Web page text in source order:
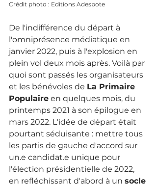
Crédit photo : Editions Adespote
De l'indifférence du départ à
l'omniprésence médiatique en
janvier 2022, puis à l'explosion en
plein vol deux mois après. Voilà par
quoi sont passés les organisateurs
et les bénévoles de La Primaire
Populaire en quelques mois, du
printemps 2021 à son épilogue en
mars 2022. L'idée de départ était
pourtant séduisante : mettre tous
les partis de gauche d'accord sur
un.e candidat.e unique pour
l'élection présidentielle de 2022,
en refléchissant d'abord à un socle